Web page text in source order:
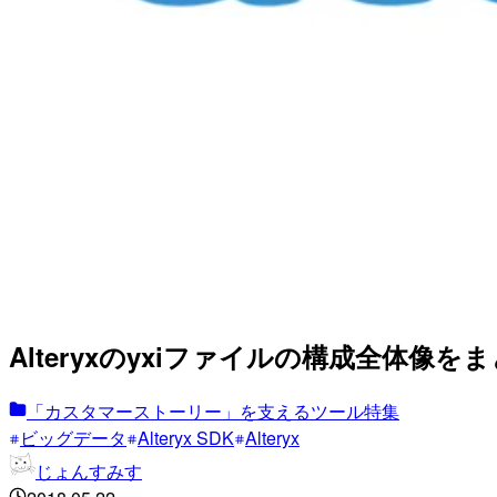
Alteryxのyxiファイルの構成全体像を
「カスタマーストーリー」を支えるツール特集
ビッグデータ Alteryx SDK Alteryx
じょんすみす